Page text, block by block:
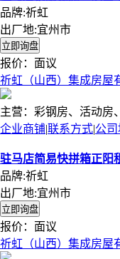
品牌:祈虹
出厂地:宜州市
报价： 面议
祈虹（山西）集成房屋
主营：彩钢房、活动房
企业商铺|联系方式|公
驻马店简易快拼箱正阳
品牌:祈虹
出厂地:宜州市
报价： 面议
祈虹（山西）集成房屋